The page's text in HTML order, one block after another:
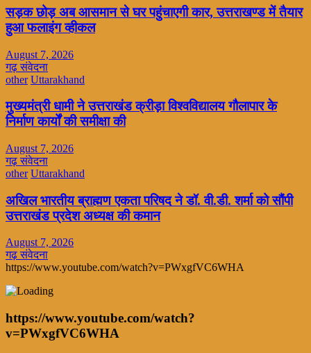
सड़क छोड़ अब आसमान से घर पहुंचाएगी कार, उत्तराखण्ड में तैयार
हुआ फलाइंग व्हीकल
August 7, 2026
गढ़ संवेदना
other Uttarakhand
मुख्यमंत्री धामी ने उत्तराखंड क्रीड़ा विश्वविद्यालय गौलापार के
निर्माण कार्यों की समीक्षा की
August 7, 2026
गढ़ संवेदना
other Uttarakhand
अखिल भारतीय ब्राह्मण एकता परिषद ने डॉ. वी.डी. शर्मा को सौंपी
उत्तराखंड प्रदेश अध्यक्ष की कमान
August 7, 2026
गढ़ संवेदना
https://www.youtube.com/watch?v=PWxgfVC6WHA
https://www.youtube.com/watch?
v=PWxgfVC6WHA